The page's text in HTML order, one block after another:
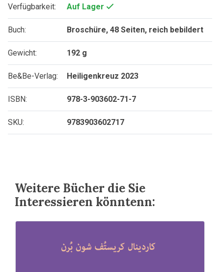
Verfügbarkeit: Auf Lager
Buch: Broschüre, 48 Seiten, reich bebildert
Gewicht: 192 g
Be&Be-Verlag: Heiligenkreuz 2023
ISBN: 978-3-903602-71-7
SKU: 9783903602717
Weitere Bücher die Sie
Interessieren könntenn: